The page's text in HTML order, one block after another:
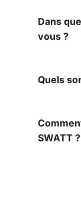
Dans
vous ?
Quels
SWATT ?